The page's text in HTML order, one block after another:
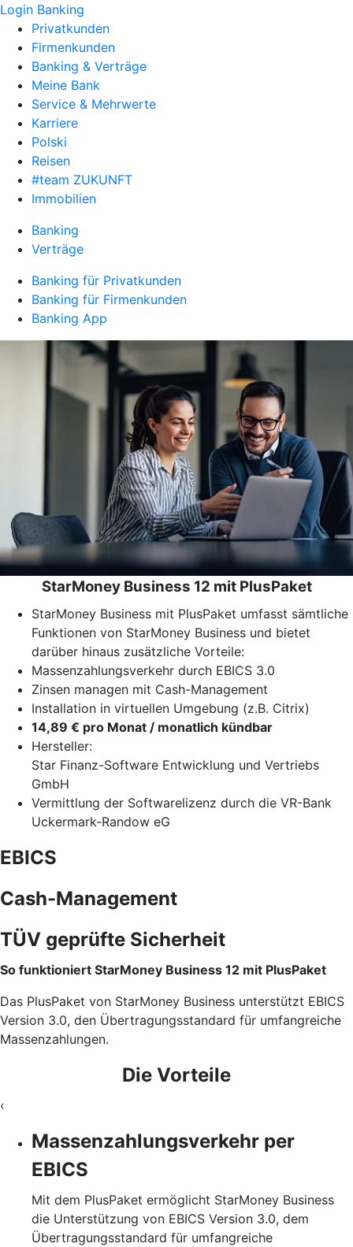
Login Banking
Privatkunden
Firmenkunden
Banking & Verträge
Meine Bank
Service & Mehrwerte
Karriere
Polski
Reisen
#team ZUKUNFT
Immobilien
Banking
Verträge
Banking für Privatkunden
Banking für Firmenkunden
Banking App
StarMoney Business 12 mit PlusPaket
StarMoney Business mit PlusPaket umfasst sämtliche
Funktionen von StarMoney Business und bietet
darüber hinaus zusätzliche Vorteile:
Massenzahlungsverkehr durch EBICS 3.0
Zinsen managen mit Cash-Management
Installation in virtuellen Umgebung (z.B. Citrix)
14,89 € pro Monat / monatlich kündbar
Hersteller:
Star Finanz-Software Entwicklung und Vertriebs
GmbH
Vermittlung der Softwarelizenz durch die VR-Bank
Uckermark-Randow eG
EBICS
Cash-Management
TÜV geprüfte Sicherheit
So funktioniert StarMoney Business 12 mit PlusPaket
Das PlusPaket von StarMoney Business unterstützt EBICS
Version 3.0, den Übertragungsstandard für umfangreiche
Massenzahlungen.
Die Vorteile
‹
Massenzahlungsverkehr per
EBICS
Mit dem PlusPaket ermöglicht StarMoney Business
die Unterstützung von EBICS Version 3.0, dem
Übertragungsstandard für umfangreiche